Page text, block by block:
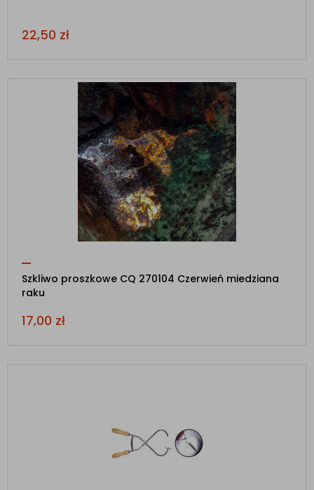
22,50 zł
Szkliwo proszkowe CQ 270104 Czerwień miedziana
raku
17,00 zł